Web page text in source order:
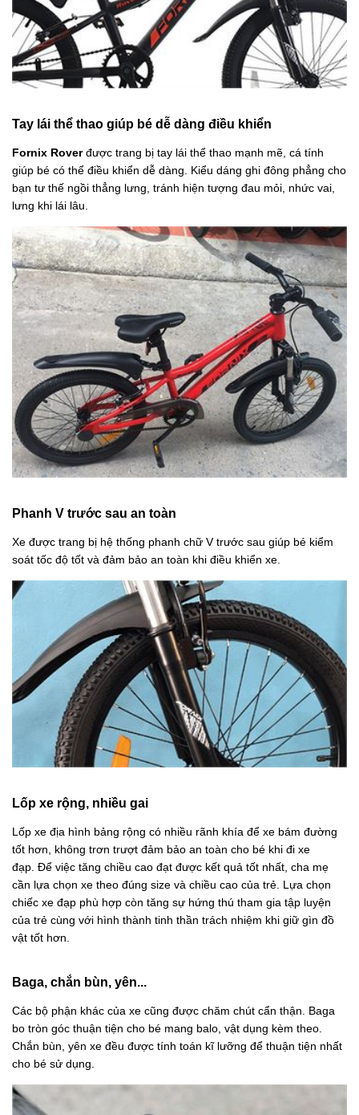
Tay lái thể thao giúp bé dễ dàng điều khiển
Fornix Roverđược trang bị tay lái thể thao mạnh mẽ, cá tính
giúp bé có thể điều khiển dễ dàng. Kiểu dáng ghi đông phẳng cho
bạn tư thế ngồi thẳng lưng, tránh hiện tượng đau mỏi, nhức vai,
lưng khi lái lâu.
Phanh V trước sau an toàn
Xe được trang bị hệ thống phanh chữ V trước sau giúp bé kiểm
soát tốc độ tốt và đảm bảo an toàn khi điều khiển xe.
Lốp xe rộng, nhiều gai
Lốp xe địa hình bảng rộng có nhiều rãnh khía để xe bám đường
tốt hơn, không trơn trượt đảm bảo an toàn cho bé khi đi xe
đạp. Để việc tăng chiều cao đạt được kết quả tốt nhất, cha mẹ
cần lựa chọn xe theo đúng size và chiều cao của trẻ. Lựa chọn
chiếc xe đạp phù hợp còn tăng sự hứng thú tham gia tập luyện
của trẻ cùng với hình thành tinh thần trách nhiệm khi giữ gìn đồ
vật tốt hơn.
Baga, chắn bùn, yên...
Các bộ phận khác của xe cũng được chăm chút cẩn thận. Baga
bo tròn góc thuận tiện cho bé mang balo, vật dụng kèm theo.
Chắn bùn, yên xe đều được tính toán kĩ lưỡng để thuận tiện nhất
cho bé sử dụng.